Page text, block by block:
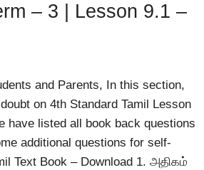
– 3 | Lesson 9.1 –
and Parents, In this section,
on 4th Standard Tamil Lesson
have listed all book back questions
additional questions for self-
Text Book – Download 1. அதிகம்